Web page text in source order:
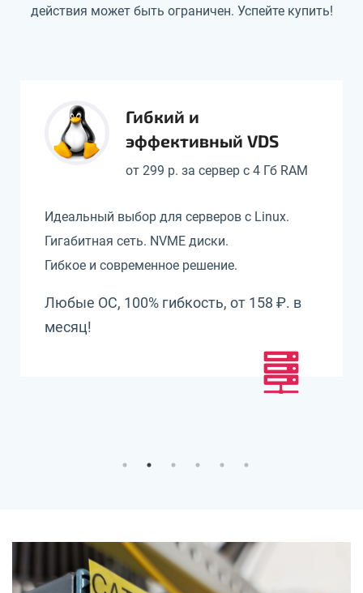
действия может быть ограничен. Успейте купить!
Гибкий и
эффективный VDS
от 299 р. за сервер с 4 Гб RAM
Идеальный выбор для серверов с Linux.
Гигабитная сеть. NVME диски.
Гибкое и современное решение.
Любые ОС, 100% гибкость, от 158 ₽. в
месяц!